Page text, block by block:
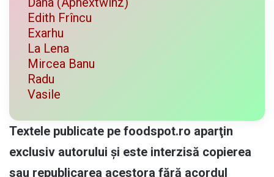
Edith Frîncu
Exarhu
La Lena
Mircea Banu
Radu
Vasile
Textele publicate pe foodspot.ro aparţin
exclusiv autorului și este interzisă copierea
sau republicarea acestora fără acordul